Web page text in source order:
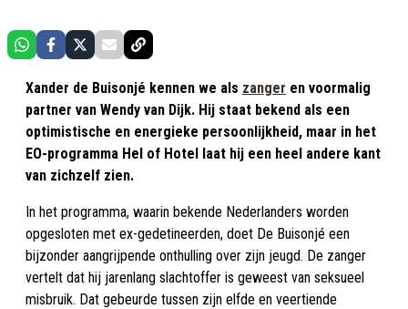
Xander de Buisonjé kennen we als zanger en voormalig
partner van Wendy van Dijk. Hij staat bekend als een
optimistische en energieke persoonlijkheid, maar in het
EO-programma Hel of Hotel laat hij een heel andere kant
van zichzelf zien.
In het programma, waarin bekende Nederlanders worden
opgesloten met ex-gedetineerden, doet De Buisonjé een
bijzonder aangrijpende onthulling over zijn jeugd. De zanger
vertelt dat hij jarenlang slachtoffer is geweest van seksueel
misbruik. Dat gebeurde tussen zijn elfde en veertiende